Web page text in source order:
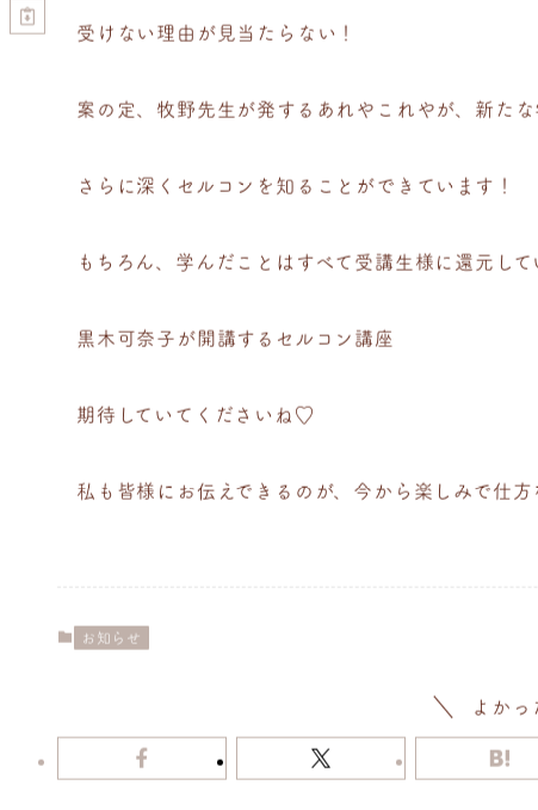
受けない理由が見当たらない！
案の定、牧野先生が発するあれやこれやが、新たな
さらに深くセルコンを知ることができています！
もちろん、学んだことはすべて受講生様に還元して
黒木可奈子が開講するセルコン講座
期待していてくださいね♡
私も皆様にお伝えできるのが、今から楽しみで仕
お知らせ
よかっ